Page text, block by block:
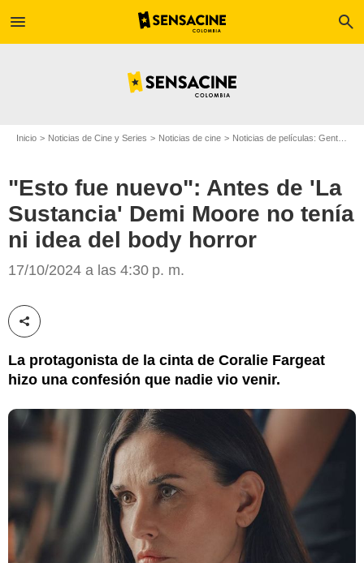
menu search
Inicio Noticias de Cine y Series Noticias de cine Noticias de películas: Gente
"Esto fue nuevo": Antes de 'La
Sustancia' Demi Moore no tenía
ni idea del body horror
17/10/2024 a las 4:30 p. m.
Compartir esta noticia
La protagonista de la cinta de Coralie Fargeat
hizo una confesión que nadie vio venir.
Collider